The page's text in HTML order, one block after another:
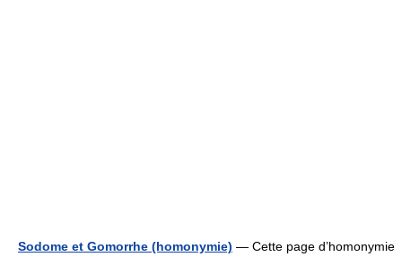
Sodome et Gomorrhe (homonymie) — Cette page d’homonymie